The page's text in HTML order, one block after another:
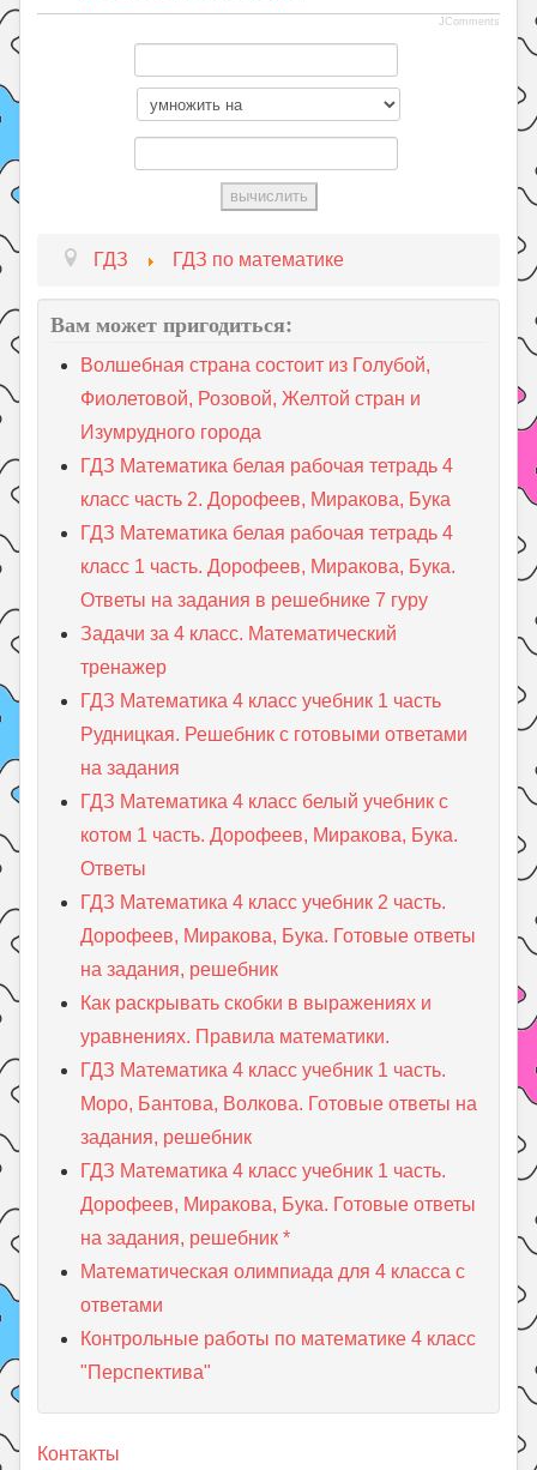
JComments
ГДЗ ГДЗ по математике
Вам может пригодиться:
Волшебная страна состоит из Голубой,
Фиолетовой, Розовой, Желтой стран и
Изумрудного города
ГДЗ Математика белая рабочая тетрадь 4
класс часть 2. Дорофеев, Миракова, Бука
ГДЗ Математика белая рабочая тетрадь 4
класс 1 часть. Дорофеев, Миракова, Бука.
Ответы на задания в решебнике 7 гуру
Задачи за 4 класс. Математический
тренажер
ГДЗ Математика 4 класс учебник 1 часть
Рудницкая. Решебник с готовыми ответами
на задания
ГДЗ Математика 4 класс белый учебник с
котом 1 часть. Дорофеев, Миракова, Бука.
Ответы
ГДЗ Математика 4 класс учебник 2 часть.
Дорофеев, Миракова, Бука. Готовые ответы
на задания, решебник
Как раскрывать скобки в выражениях и
уравнениях. Правила математики.
ГДЗ Математика 4 класс учебник 1 часть.
Моро, Бантова, Волкова. Готовые ответы на
задания, решебник
ГДЗ Математика 4 класс учебник 1 часть.
Дорофеев, Миракова, Бука. Готовые ответы
на задания, решебник *
Математическая олимпиада для 4 класса с
ответами
Контрольные работы по математике 4 класс
"Перспектива"
Контакты